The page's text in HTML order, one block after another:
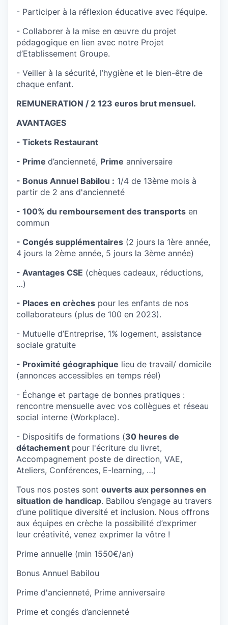
- Participer à la réflexion éducative avec l’équipe.
- Collaborer à la mise en œuvre du projet
pédagogique en lien avec notre Projet
d’Etablissement Groupe.
- Veiller à la sécurité, l’hygiène et le bien-être de
chaque enfant.
REMUNERATION / 2 123 euros brut mensuel.
AVANTAGES
- Tickets Restaurant
- Prime d’ancienneté, Prime anniversaire
- Bonus Annuel Babilou : 1/4 de 13ème mois à
partir de 2 ans d'ancienneté
- 100% du remboursement des transports en
commun
- Congés supplémentaires (2 jours la 1ère année,
4 jours la 2ème année, 5 jours la 3ème année)
- Avantages CSE (chèques cadeaux, réductions,
…)
- Places en crèches pour les enfants de nos
collaborateurs (plus de 100 en 2023).
- Mutuelle d’Entreprise, 1% logement, assistance
sociale gratuite
- Proximité géographique lieu de travail/ domicile
(annonces accessibles en temps réel)
- Échange et partage de bonnes pratiques :
rencontre mensuelle avec vos collègues et réseau
social interne (Workplace).
- Dispositifs de formations (30 heures de
détachement pour l'écriture du livret,
Accompagnement poste de direction, VAE,
Ateliers, Conférences, E-learning, …)
Tous nos postes sont ouverts aux personnes en
situation de handicap. Babilou s’engage au travers
d’une politique diversité et inclusion. Nous offrons
aux équipes en crèche la possibilité d’exprimer
leur créativité, venez exprimer la vôtre !
Prime annuelle (min 1550€/an)
Bonus Annuel Babilou
Prime d'ancienneté, Prime anniversaire
Prime et congés d’ancienneté